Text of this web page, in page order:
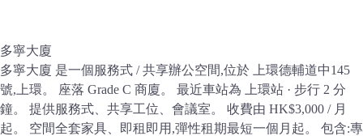
多寧大廈
多寧大廈 是一個服務式 / 共享辦公空間,位於 上環德輔道中145
號,上環。 座落 Grade C 商廈。 最近車站為 上環站 · 步行 2 分
鐘。 提供服務式、共享工位、會議室。 收費由 HK$3,000 / 月
起。 空間全套家具、即租即用,彈性租期最短一個月起。 包含:專